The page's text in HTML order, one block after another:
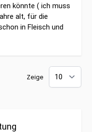
könnte ( ich muss
alt, für die
in Fleisch und
Zeige